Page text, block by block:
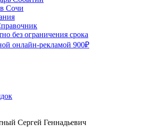
Сочи
без ограничения срока
онлайн-рекламой 900₽
Сергей Геннадьевич